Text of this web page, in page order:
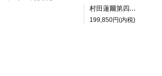
村田蓮爾第四画集限定版『futurelog limited edition』
199,850円(内税)